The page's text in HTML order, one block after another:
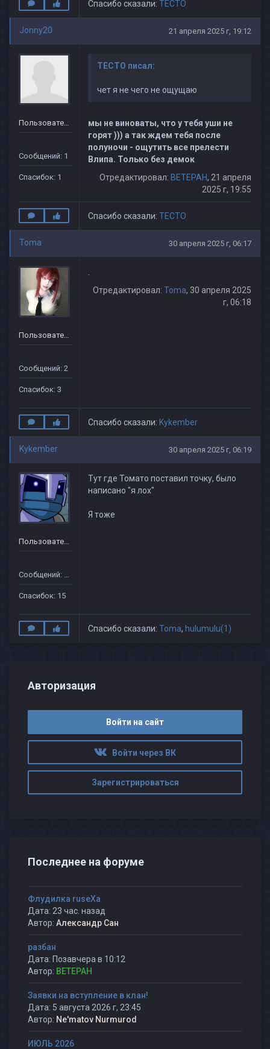
Спасибо сказали: TECTO
Jonny20 21 апреля 2025 г, 19:12
Пользователь
Сообщений: 1
Спасибок: 1
TECTO писал:
чет я не чего не ощущаю
мы не виноваты, что у тебя уши не
горят ))) а так ждем тебя после
полуночи - ощутить все прелести
Влипа. Только без демок
Отредактировал: BETEPAH, 21 апреля
2025 г, 19:55
Спасибо сказали: TECTO
Toma 30 апреля 2025 г, 06:17
Пользователь
Сообщений: 2
Спасибок: 3
Отредактировал: Toma, 30 апреля 2025
г, 06:18
Спасибо сказали: Kykember
Kykember 30 апреля 2025 г, 06:19
Пользователь
Сообщений: 16
Спасибок: 15
Тут где Томато поставил точку, было
написано "я лох"
Я тоже
Спасибо сказали: Toma, hulumulu(1)
Авторизация
Войти на сайт
Войти через ВК
Зарегистрироваться
Последнее на форуме
Флудилка ruseXа
Дата: 23 час. назад
Автор: Александр Сан
разбан
Дата: Позавчера в 10:12
Автор: BETEPAH
Заявки на вступление в клан!
Дата: 5 августа 2026 г, 23:45
Автор: Ne'matov Nurmurod
ИЮЛЬ 2026